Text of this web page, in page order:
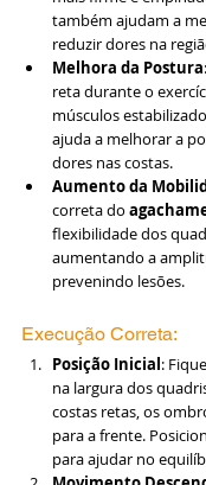
também ajudam a
reduzir dores na
Melhora da Postura
reta durante o
músculos
ajuda a melhorar a
dores nas costas.
Aumento da
correta do
flexibilidade dos
aumentando a
prevenindo lesões.
Execução Correta:
Posição Inicial:
na largura dos
costas retas, os
para a frente.
para ajudar no